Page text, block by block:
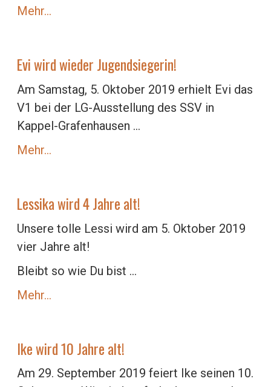
Mehr…
Evi wird wieder Jugendsiegerin!
Am Samstag, 5. Oktober 2019 erhielt Evi das
V1 bei der LG-Ausstellung des SSV in
Kappel-Grafenhausen ...
Mehr…
Lessika wird 4 Jahre alt!
Unsere tolle Lessi wird am 5. Oktober 2019
vier Jahre alt!
Bleibt so wie Du bist ...
Mehr…
Ike wird 10 Jahre alt!
Am 29. September 2019 feiert Ike seinen 10.